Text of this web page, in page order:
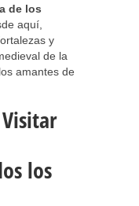
de los
aquí,
y
de la
amantes de
los